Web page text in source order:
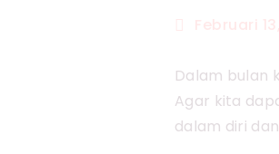
Dalam bulan
Agar kita
dalam diri